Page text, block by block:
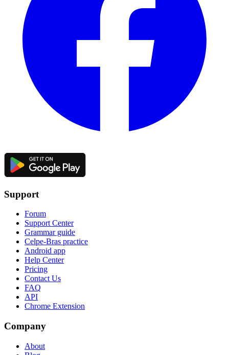
Support
Forum
Support Center
Grammar guide
Celpe-Bras practice
Android app
Help Center
Pricing
Contact Us
FAQ
API
Chrome Extension
Company
About